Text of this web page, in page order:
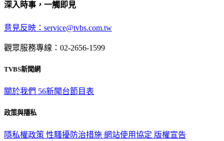
深入時事，一觸即見
意見反映：service@tvbs.com.tw
觀眾服務專線：02-2656-1599
TVBS新聞網
關於我們 56新聞台節目表
政策與隱私
隱私權政策 性騷擾防治措施 網站使用協定 版權宣告